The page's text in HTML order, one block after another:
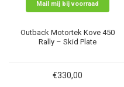
Mail mij bij voorraad
Outback Motortek Kove 450
Rally – Skid Plate
€330,00